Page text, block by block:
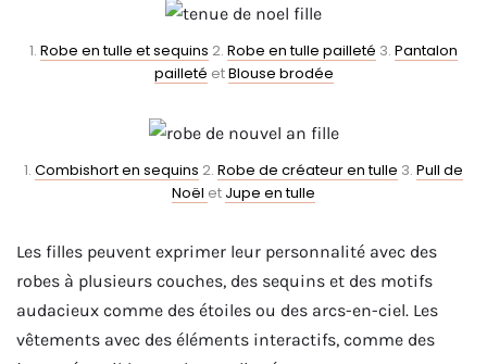
1. Robe en tulle et sequins 2. Robe en tulle pailleté 3. Pantalon
pailleté etBlouse brodée
1. Combishort en sequins 2. Robe de créateur en tulle 3. Pull de
Noël et Jupe en tulle
Les filles peuvent exprimer leur personnalité avec des
robes à plusieurs couches, des sequins et des motifs
audacieux comme des étoiles ou des arcs-en-ciel. Les
vêtements avec des éléments interactifs, comme des